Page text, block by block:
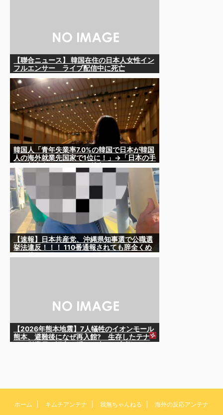
【聯合ニュース】 韓国在住の日本人女性イン
フルエンサー ライブ配信中に死亡
韓国人「青年失業率7.0%の韓国で日本が韓国
人の海外就業先国家で1位に！」→「日本の手
【速報】日本共産党、沖縄県知事選で公職選
挙法違反！！！ 110番通報されても辞全くめ
【2026年熊本地震】7人犠牲のイオンモール
熊本、避難後になぜ再入館? 生存したテナ
ホーム キムチアンテナ 我無ちゃんねる 海外の反応アンテナ